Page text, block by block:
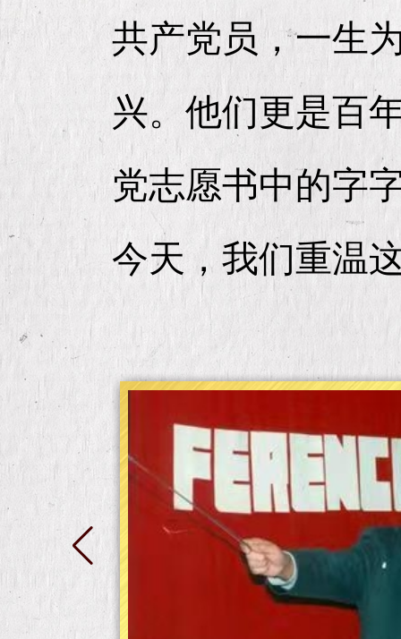
共产党员，一生
兴。他们更是百
党志愿书中的字
今天，我们重温